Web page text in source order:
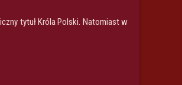
tytuł Króla Polski. Natomiast w